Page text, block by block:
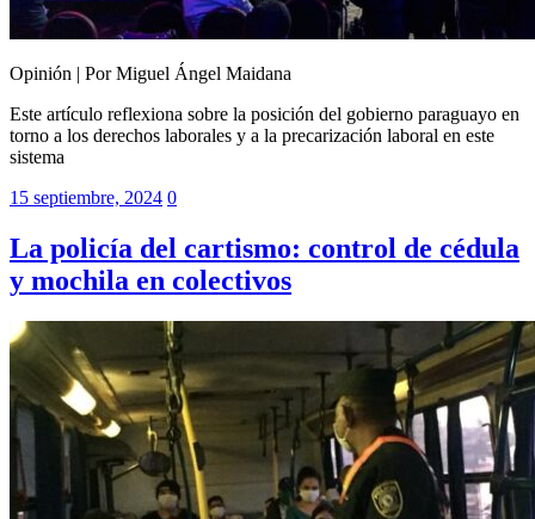
Opinión | Por Miguel Ángel Maidana
Este artículo reflexiona sobre la posición del gobierno paraguayo en
torno a los derechos laborales y a la precarización laboral en este
sistema
15 septiembre, 2024 0
La policía del cartismo: control de cédula
y mochila en colectivos